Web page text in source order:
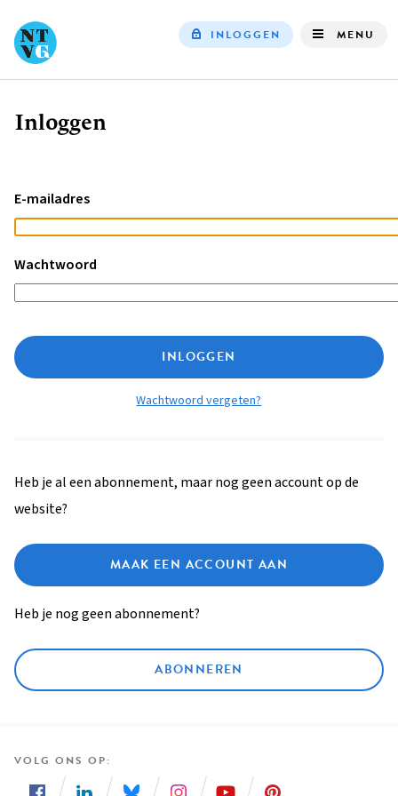
INLOGGEN MENU
Kruimelpad
Inloggen
E-mailadres
Wachtwoord
INLOGGEN
Wachtwoord vergeten?
Heb je al een abonnement, maar nog geen account op de
website?
MAAK EEN ACCOUNT AAN
Heb je nog geen abonnement?
ABONNEREN
VOLG ONS OP